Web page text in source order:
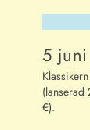
5 juni
€).